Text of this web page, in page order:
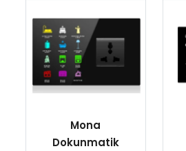
Mona
Dokunmatik